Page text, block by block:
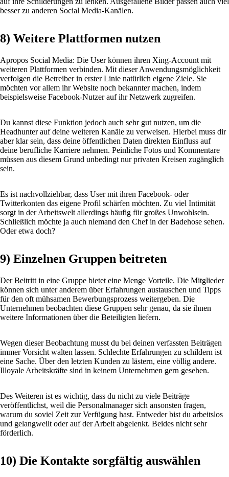
besser zu anderen Social Media-Kanälen.
8) Weitere Plattformen nutzen
Apropos Social Media: Die User können ihren Xing-Account mit
weiteren Plattformen verbinden. Mit dieser Anwendungsmöglichkeit
verfolgen die Betreiber in erster Linie natürlich eigene Ziele. Sie
möchten vor allem ihr Website noch bekannter machen, indem
beispielsweise Facebook-Nutzer auf ihr Netzwerk zugreifen.
Du kannst diese Funktion jedoch auch sehr gut nutzen, um die
Headhunter auf deine weiteren Kanäle zu verweisen. Hierbei muss dir
aber klar sein, dass deine öffentlichen Daten direkten Einfluss auf
deine berufliche Karriere nehmen. Peinliche Fotos und Kommentare
müssen aus diesem Grund unbedingt nur privaten Kreisen zugänglich
sein.
Es ist nachvollziehbar, dass User mit ihren Facebook- oder
Twitterkonten das eigene Profil schärfen möchten. Zu viel Intimität
sorgt in der Arbeitswelt allerdings häufig für großes Unwohlsein.
Schließlich möchte ja auch niemand den Chef in der Badehose sehen.
Oder etwa doch?
9) Einzelnen Gruppen beitreten
Der Beitritt in eine Gruppe bietet eine Menge Vorteile. Die Mitglieder
können sich unter anderem über Erfahrungen austauschen und Tipps
für den oft mühsamen Bewerbungsprozess weitergeben. Die
Unternehmen beobachten diese Gruppen sehr genau, da sie ihnen
weitere Informationen über die Beteiligten liefern.
Wegen dieser Beobachtung musst du bei deinen verfassten Beiträgen
immer Vorsicht walten lassen. Schlechte Erfahrungen zu schildern ist
eine Sache. Über den letzten Kunden zu lästern, eine völlig andere.
Illoyale Arbeitskräfte sind in keinem Unternehmen gern gesehen.
Des Weiteren ist es wichtig, dass du nicht zu viele Beiträge
veröffentlichst, weil die Personalmanager sich ansonsten fragen,
warum du soviel Zeit zur Verfügung hast. Entweder bist du arbeitslos
und gelangweilt oder auf der Arbeit abgelenkt. Beides nicht sehr
förderlich.
10) Die Kontakte sorgfältig auswählen